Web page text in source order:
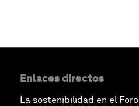
Enlaces directos
La sostenibilidad en el Foro